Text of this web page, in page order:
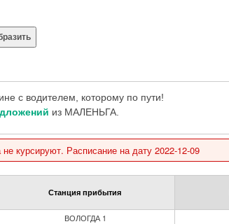
с водителем, которому по пути!
из МАЛЕНЬГА.
курсируют. Расписание на дату 2022-12-09
Станция прибытия
ВОЛОГДА 1